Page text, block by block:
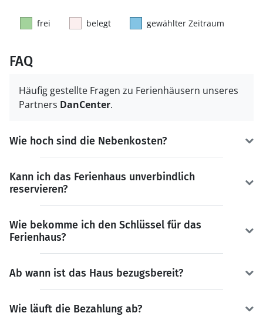
frei belegt gewählter Zeitraum
FAQ
Häufig gestellte Fragen zu Ferienhäusern unseres
Partners DanCenter.
Wie hoch sind die Nebenkosten?
Kann ich das Ferienhaus unverbindlich
reservieren?
Wie bekomme ich den Schlüssel für das
Ferienhaus?
Ab wann ist das Haus bezugsbereit?
Wie läuft die Bezahlung ab?